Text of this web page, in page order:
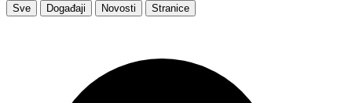
Sve Događaji Novosti Stranice